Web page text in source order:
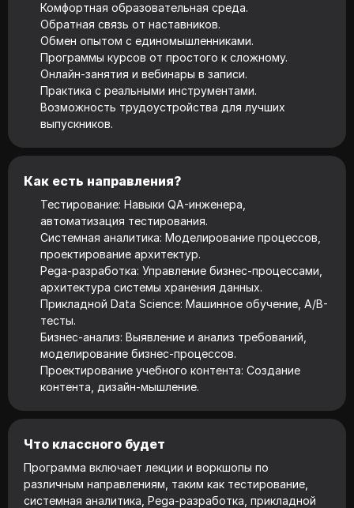
Комфортная образовательная среда.
Обратная связь от наставников.
Обмен опытом с единомышленниками.
Программы курсов от простого к сложному.
Онлайн-занятия и вебинары в записи.
Практика с реальными инструментами.
Возможность трудоустройства для лучших
выпускников.
Как есть направления?
Тестирование: Навыки QA-инженера,
автоматизация тестирования.
Системная аналитика: Моделирование процессов,
проектирование архитектур.
Pega-разработка: Управление бизнес-процессами,
архитектура системы хранения данных.
Прикладной Data Science: Машинное обучение, A/B-
тесты.
Бизнес-анализ: Выявление и анализ требований,
моделирование бизнес-процессов.
Проектирование учебного контента: Создание
контента, дизайн-мышление.
Что классного будет
Программа включает лекции и воркшопы по
различным направлениям, таким как тестирование,
системная аналитика, Pega-разработка, прикладной